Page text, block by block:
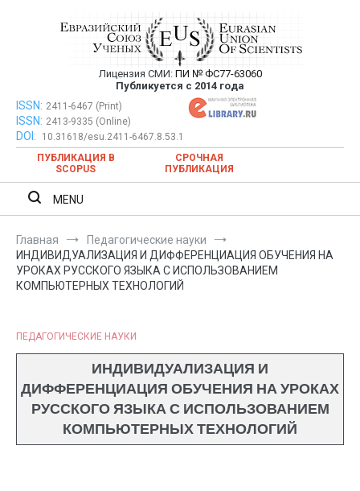
Евразийский Союз Ученых —
публикация научных статей в
ежемесячном научном журнале
Лицензия СМИ: ПИ № ФС77-63060
Публикуется с 2014 года
Евразийский Союз Ученых — публикация научных статей в
ежемесячном научном журнале
ISSN: 2411-6467 (Print)
ISSN: 2413-9335 (Online)
DOI:
10.31618/esu.2411-6467.8.53.1
ПУБЛИКАЦИЯ В
SCOPUS
СРОЧНАЯ
ПУБЛИКАЦИЯ
MENU
Главная
Педагогические науки
ИНДИВИДУАЛИЗАЦИЯ И ДИФФЕРЕНЦИАЦИЯ ОБУЧЕНИЯ НА
УРОКАХ РУССКОГО ЯЗЫКА С ИСПОЛЬЗОВАНИЕМ
КОМПЬЮТЕРНЫХ ТЕХНОЛОГИЙ
ПЕДАГОГИЧЕСКИЕ НАУКИ
ИНДИВИДУАЛИЗАЦИЯ И
ДИФФЕРЕНЦИАЦИЯ ОБУЧЕНИЯ НА УРОКАХ
РУССКОГО ЯЗЫКА С ИСПОЛЬЗОВАНИЕМ
КОМПЬЮТЕРНЫХ ТЕХНОЛОГИЙ